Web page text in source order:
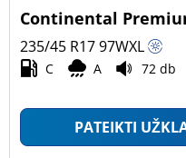
Continental
235/45 R1797WXL
C A 72 db
PATEIKTI